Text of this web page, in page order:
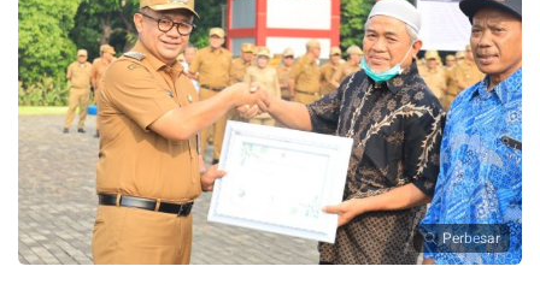
Perbesar